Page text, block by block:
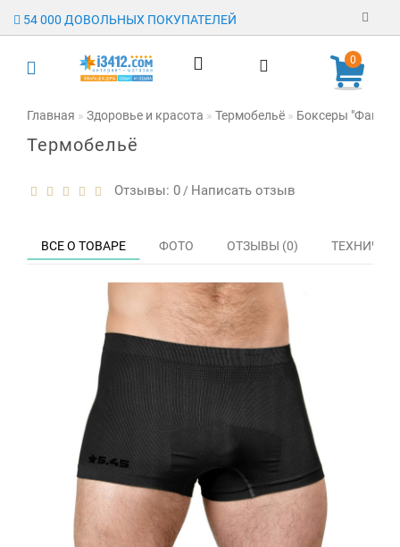
54 000 ДОВОЛЬНЫХ ПОКУПАТЕЛЕЙ
Регистрация
Авторизация
Отзывы
опт
Контакты
Мои
закладки
Сравнение
товаров
0
Главная Здоровье и красота Термобельё Боксеры "Фантом
Термобельё
Отзывы: 0 / Написать отзыв
ВСЕ О ТОВАРЕ ФОТО ОТЗЫВЫ (0)